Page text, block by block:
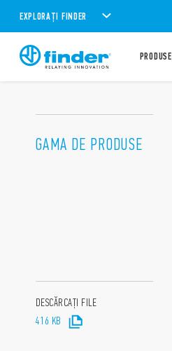
EXPLORAȚI FINDER
PRODUSE
GAMA DE PRODUSE
DESCĂRCAȚI FILE
416 KB